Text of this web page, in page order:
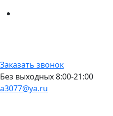
Заказать звонок
Без выходных 8:00-21:00
a3077@ya.ru